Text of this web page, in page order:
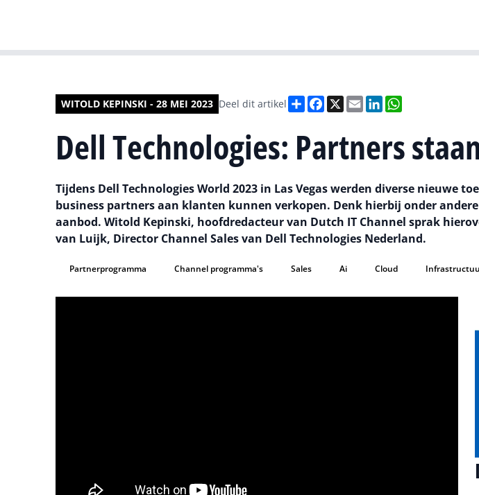
WITOLD KEPINSKI - 28 MEI 2023 Deel dit artikel DeelFacebook
X EmailLinkedIn
Dell Technologies: Partners
Tijdens Dell Technologies World 2023 in Las Vegas werden diverse nieuwe
business partners aan klanten kunnen verkopen. Denk hierbij onder andere
aanbod. Witold Kepinski, hoofdredacteur van Dutch IT Channel sprak
van Luijk, Director Channel Sales van Dell Technologies Nederland.
Partnerprogramma Channel programma's Sales Ai Cloud